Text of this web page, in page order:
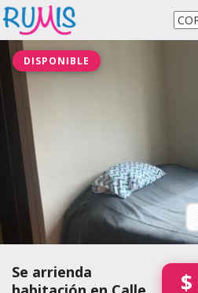
DISPONIBLE
Se arrienda
$